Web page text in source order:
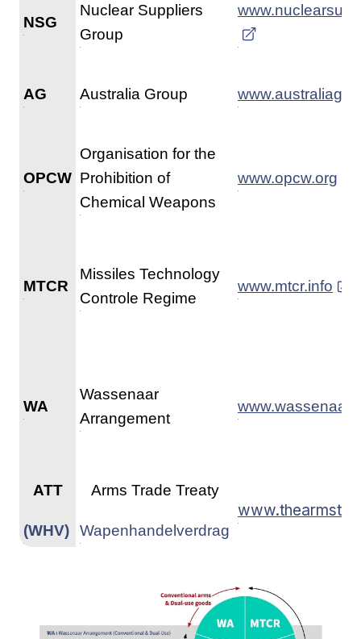
NSG
Nuclear Suppliers
Group
AG Australia Group
OPCW
Organisation for the
Prohibition of
Chemical Weapons
www.opcw.org
MTCR
Missiles Technology
Controle Regime
www.mtcr.info
WA
Wassenaar
Arrangement
ATT
(WHV)
Arms Trade Treaty
Wapenhandelverdrag